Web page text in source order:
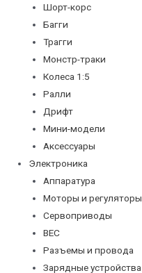
Шорт-корс
Багги
Трагги
Монстр-траки
Колеса 1:5
Ралли
Дрифт
Мини-модели
Аксессуары
Электроника
Аппаратура
Моторы и регуляторы
Сервоприводы
BEC
Разъемы и провода
Зарядные устройства